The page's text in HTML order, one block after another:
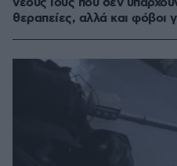
θεραπείες, αλλά και φόβοι